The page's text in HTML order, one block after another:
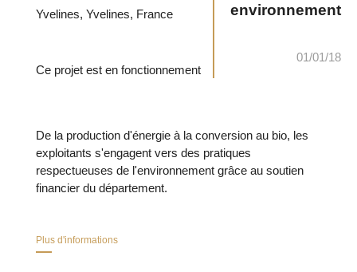
01/01/18
environnement
Yvelines, Yvelines, France
Ce projet est en fonctionnement
De la production d'énergie à la conversion au bio, les
exploitants s'engagent vers des pratiques
respectueuses de l'environnement grâce au soutien
financier du département.
Plus d'informations